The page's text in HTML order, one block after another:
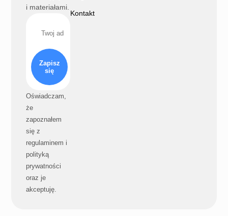
i materiałami.
Zapisz
się
Oświadczam,
że
zapoznałem
się z
regulaminem i
polityką
prywatności
oraz je
akceptuję.
Kontakt